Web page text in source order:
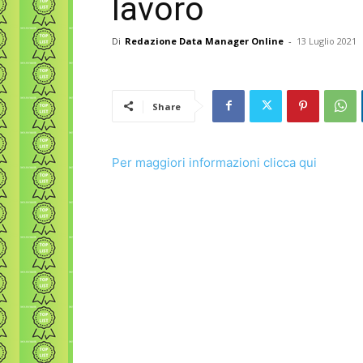
lavoro
Di Redazione Data Manager Online - 13 Luglio 2021
Share
Per maggiori informazioni clicca qui